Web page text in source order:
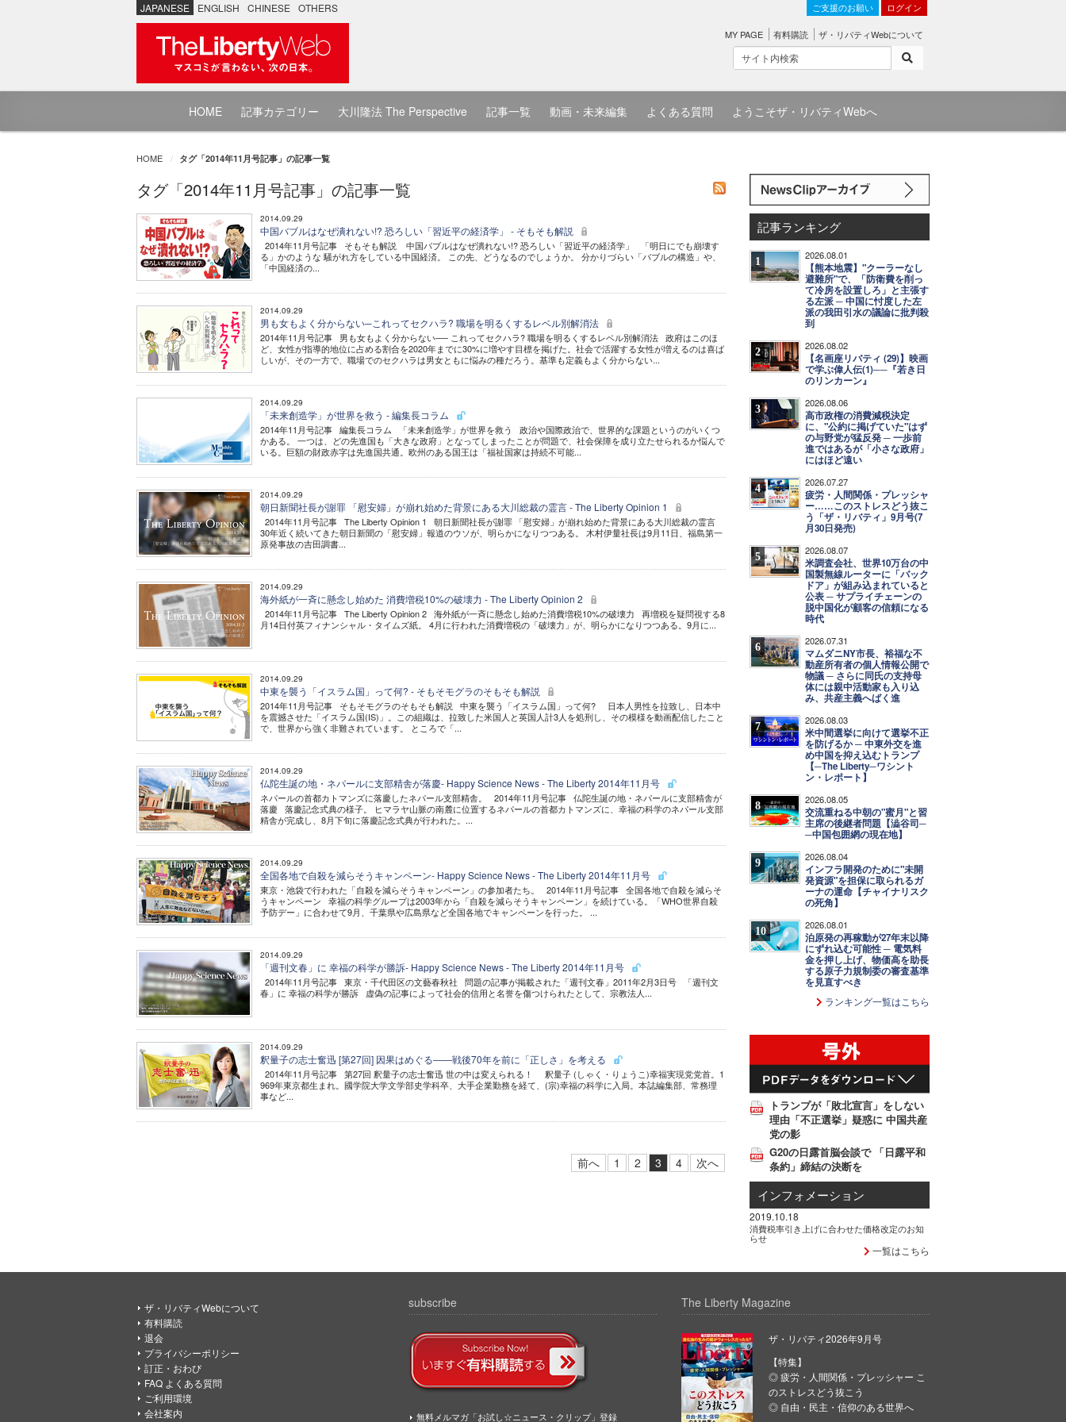
JAPANESE ENGLISH CHINESE OTHERS ご支援のお願い ログイン
MY PAGE 有料購読 ザ・リバティWebについて
HOME 記事カテゴリー 大川隆法 The Perspective 記事一覧 動画・未来編集 よくある質問 ようこそザ・リバティWebへ
HOME タグ「2014年11月号記事」の記事一覧
タグ「2014年11月号記事」の記事一覧
2014.09.29
中国バブルはなぜ潰れない!? 恐ろしい「習近平の経済学」 - そもそも解説
2014年11月号記事 そもそも解説 中国バブルはなぜ潰れない!? 恐ろしい「習近平の経済学」 「明日にでも崩壊す
る」かのような 騒がれ方をしている中国経済。 この先、どうなるのでしょうか。 分かりづらい「バブルの構造」や、
「中国経済の...
2014.09.29
男も女もよく分からない─これってセクハラ? 職場を明るくするレベル別解消法
2014年11月号記事 男も女もよく分からない── これってセクハラ? 職場を明るくするレベル別解消法 政府はこのほ
ど、女性が指導的地位に占める割合を2020年までに30%に増やす目標を掲げた。社会で活躍する女性が増えるのは喜ば
しいが、その一方で、職場でのセクハラは男女ともに悩みの種だろう。基準も定義もよく分からない...
2014.09.29
「未来創造学」が世界を救う - 編集長コラム
2014年11月号記事 編集長コラム 「未来創造学」が世界を救う 政治や国際政治で、世界的な課題というのがいくつ
かある。 一つは、どの先進国も「大きな政府」となってしまったことが問題で、社会保障を成り立たせられるか悩んで
いる。巨額の財政赤字は先進国共通。欧州のある国王は「福祉国家は持続不可能...
2014.09.29
朝日新聞社長が謝罪 「慰安婦」が崩れ始めた背景にある大川総裁の霊言 - The Liberty Opinion 1
2014年11月号記事 The Liberty Opinion 1 朝日新聞社長が謝罪 「慰安婦」が崩れ始めた背景にある大川総裁の霊言
30年近く続いてきた朝日新聞の「慰安婦」報道のウソが、明らかになりつつある。 木村伊量社長は9月11日、福島第一
原発事故の吉田調書...
2014.09.29
海外紙が一斉に懸念し始めた 消費増税10%の破壊力 - The Liberty Opinion 2
2014年11月号記事 The Liberty Opinion 2 海外紙が一斉に懸念し始めた消費増税10%の破壊力 再増税を疑問視する8
月14日付英フィナンシャル・タイムズ紙。 4月に行われた消費増税の「破壊力」が、明らかになりつつある。9月に...
2014.09.29
中東を襲う「イスラム国」って何? - そもそモグラのそもそも解説
2014年11月号記事 そもそモグラのそもそも解説 中東を襲う「イスラム国」って何? 日本人男性を拉致し、日本中
を震撼させた「イスラム国(IS)」。この組織は、拉致した米国人と英国人計3人を処刑し、その模様を動画配信したこと
で、世界から強く非難されています。 ところで「...
2014.09.29
仏陀生誕の地・ネパールに支部精舎が落慶- Happy Science News - The Liberty 2014年11月号
ネパールの首都カトマンズに落慶したネパール支部精舎。 2014年11月号記事 仏陀生誕の地・ネパールに支部精舎が
落慶 落慶記念式典の様子。 ヒマラヤ山脈の南麓に位置するネパールの首都カトマンズに、幸福の科学のネパール支部
精舎が完成し、8月下旬に落慶記念式典が行われた。...
2014.09.29
全国各地で自殺を減らそうキャンペーン- Happy Science News - The Liberty 2014年11月号
東京・池袋で行われた「自殺を減らそうキャンペーン」の参加者たち。 2014年11月号記事 全国各地で自殺を減らそ
うキャンペーン 幸福の科学グループは2003年から「自殺を減らそうキャンペーン」を続けている。「WHO世界自殺
予防デー」に合わせて9月、千葉県や広島県など全国各地でキャンペーンを行った。 ...
2014.09.29
「週刊文春」に 幸福の科学が勝訴- Happy Science News - The Liberty 2014年11月号
2014年11月号記事 東京・千代田区の文藝春秋社 問題の記事が掲載された「週刊文春」2011年2月3日号 「週刊文
春」に 幸福の科学が勝訴 虚偽の記事によって社会的信用と名誉を傷つけられたとして、宗教法人...
2014.09.29
釈量子の志士奮迅 [第27回] 因果はめぐる――戦後70年を前に「正しさ」を考える
2014年11月号記事 第27回 釈量子の志士奮迅 世の中は変えられる！ 釈量子 (しゃく・りょうこ)幸福実現党党首。1
969年東京都生まれ。國学院大学文学部史学科卒、大手企業勤務を経て、(宗)幸福の科学に入局。本誌編集部、常務理
事など...
前へ 1 2 3 4 次へ
記事ランキング
1 2026.08.01
【熊本地震】"クーラーなし
避難所"で、「防衛費を削っ
て冷房を設置しろ」と主張す
る左派 ─ 中国に忖度した左
派の我田引水の議論に批判殺
到
2 2026.08.02
【名画座リバティ (29)】映画
で学ぶ偉人伝(1)──『若き日
のリンカーン』
3 2026.08.06
高市政権の消費減税決定
に、"公約に掲げていた"はず
の与野党が猛反発 ─ 一歩前
進ではあるが「小さな政府」
にはほど遠い
4 2026.07.27
疲労・人間関係・プレッシャ
ー……このストレスどう抜こ
う「ザ・リバティ」9月号(7
月30日発売)
5 2026.08.07
米調査会社、世界10万台の中
国製無線ルーターに「バック
ドア」が組み込まれていると
公表 ─ サプライチェーンの
脱中国化が顧客の信頼になる
時代
6 2026.07.31
マムダニNY市長、裕福な不
動産所有者の個人情報公開で
物議 ─ さらに同氏の支持母
体には親中活動家も入り込
み、共産主義へばく進
7 2026.08.03
米中間選挙に向けて選挙不正
を防げるか ─ 中東外交を進
め中国を抑え込むトランプ
【─The Liberty─ワシント
ン・レポート】
8 2026.08.05
交流重ねる中朝の"蜜月"と習
主席の後継者問題【澁谷司─
─中国包囲網の現在地】
9 2026.08.04
インフラ開発のために"未開
発資源"を担保に取られるガ
ーナの運命【チャイナリスク
の死角】
10 2026.08.01
泊原発の再稼動が27年末以降
にずれ込む可能性 ─ 電気料
金を押し上げ、物価高を助長
する原子力規制委の審査基準
を見直すべき
ランキング一覧はこちら
トランプが「敗北宣言」をしない
理由「不正選挙」疑惑に 中国共産
党の影
G20の日露首脳会談で 「日露平和
条約」締結の決断を
インフォメーション
2019.10.18
消費税率引き上げに合わせた価格改定のお知
らせ
一覧はこちら
ザ・リバティWebについて
有料購読
退会
プライバシーポリシー
訂正・おわび
FAQ よくある質問
ご利用環境
会社案内
subscribe
無料メルマガ「お試し☆ニュース・クリップ」登録
The Liberty Magazine
ザ・リバティ2026年9月号
【特集】
◎ 疲労・人間関係・プレッシャー こ
のストレスどう抜こう
◎ 自由・民主・信仰のある世界へ